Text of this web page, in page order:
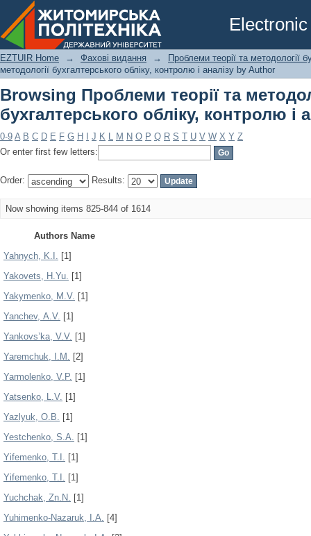
Browsing Проблеми теорії та
аналізу by Author
EZTUIR Home → Фахові видання →
Проблеми теорії та методології
методології бухгалтерського обліку, контролю і аналізу by Author
Browsing Проблеми теорії та
бухгалтерського обліку, контролю і
0-9 A B C D E F G H J K L M N O P Q R S T U V W X Y Z
Or enter first few letters:
Order: Results:
Now showing items 825-844 of 1614
Authors Name
Yahnych, K.I. [1]
Yakovets, H.Yu. [1]
Yakymenko, M.V. [1]
Yanchev, А.V. [1]
Yankovs’ka, V.V. [1]
Yaremchuk, I.M. [2]
Yarmolenko, V.P. [1]
Yatsenko, L.V. [1]
Yazlyuk, O.B. [1]
Yestchenko, S.A. [1]
Yifemenko, T.I. [1]
Yifemenko, T.І. [1]
Yuchchak, Zn.N. [1]
Yuhimenko-Nazaruk, I.A. [4]